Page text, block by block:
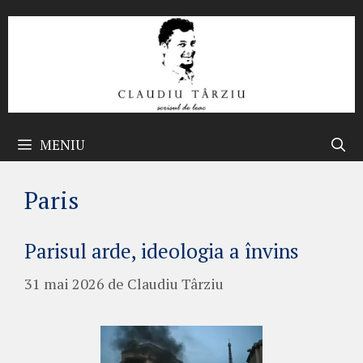
MENIU
Paris
Parisul arde, ideologia a învins
31 mai 2026 de Claudiu Târziu